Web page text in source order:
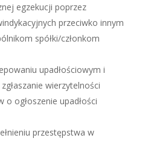
egzekucji poprzez
przeciwko innym
spółki/członkom
upadłościowym i
wierzytelności
o ogłoszenie upadłości
przestępstwa w